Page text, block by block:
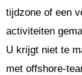
tijdzone of een
activiteiten
U krijgt niet te
met offshore-